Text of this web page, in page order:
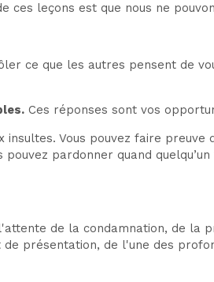
ces leçons est que nous ne
ce que les autres pensent de
Ces réponses sont vos
Vous pouvez faire preuve
pardonner quand
de la condamnation, de
présentation, de l'une des